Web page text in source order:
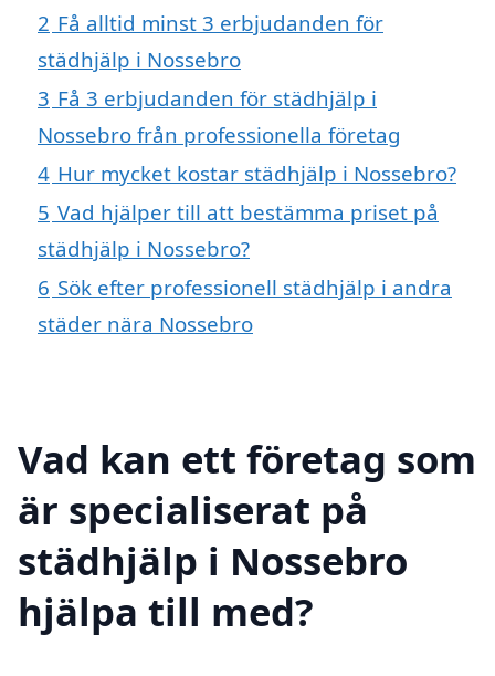
2 Få alltid minst 3 erbjudanden för
städhjälp i Nossebro
3 Få 3 erbjudanden för städhjälp i
Nossebro från professionella företag
4 Hur mycket kostar städhjälp i Nossebro?
5 Vad hjälper till att bestämma priset på
städhjälp i Nossebro?
6 Sök efter professionell städhjälp i andra
städer nära Nossebro
Vad kan ett företag som
är specialiserat på
städhjälp i Nossebro
hjälpa till med?